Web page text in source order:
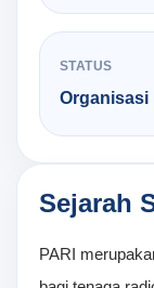
STATUS
Organisasi
Sejarah
PARI